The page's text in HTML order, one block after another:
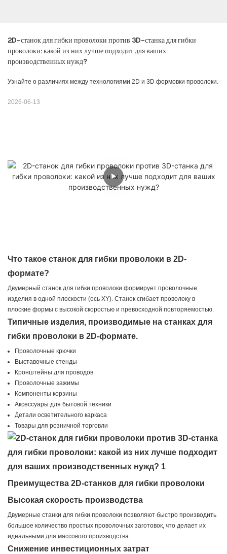
2D-станок для гибки проволоки против 3D-станка для гибки
проволоки: какой из них лучше подходит для ваших
производственных нужд?
Узнайте о различиях между технологиями 2D и 3D формовки проволоки.
2026-06-13
Что такое станок для гибки проволоки в 2D-
формате?
Двумерный станок для гибки проволоки формирует проволочные
изделия в одной плоскости (ось XY). Станок сгибает проволоку в
плоские формы с высокой скоростью и превосходной повторяемостью.
Типичные изделия, производимые на станках для
гибки проволоки в 2D-формате.
Проволочные крючки
Выставочные стенды
Кронштейны для проводов
Проволочные зажимы
Компоненты корзины
Аксессуары для бытовой техники
Детали осветительного каркаса
Товары для розничной торговли
Преимущества 2D-станков для гибки проволоки
Высокая скорость производства
Двумерные станки для гибки проволоки позволяют быстро производить
большое количество простых проволочных заготовок, что делает их
идеальными для массового производства.
Снижение инвестиционных затрат